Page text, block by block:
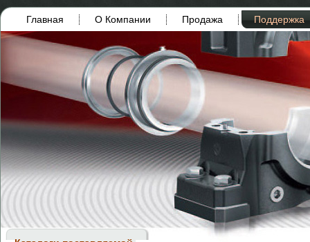
Главная О Компании Продажа Поддержка